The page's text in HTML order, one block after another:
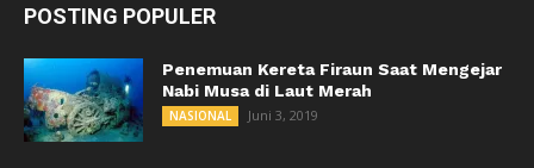
POSTING POPULER
Penemuan Kereta Firaun Saat Mengejar
Nabi Musa di Laut Merah
NASIONAL Juni 3, 2019